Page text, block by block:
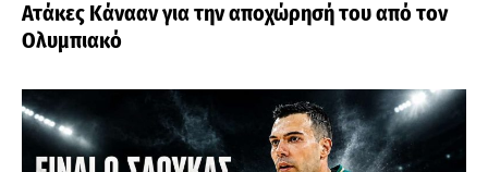
Ατάκες Κάνααν για την αποχώρησή του από τον
Ολυμπιακό